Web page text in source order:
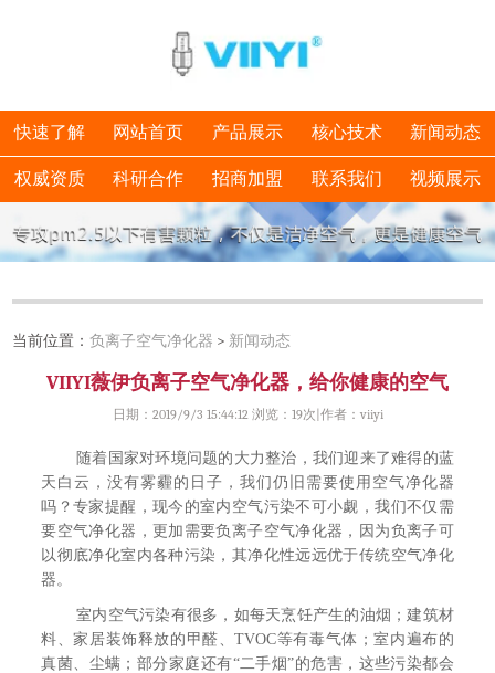
快速了解 网站首页 产品展示 核心技术 新闻动态
权威资质 科研合作 招商加盟 联系我们 视频展示
当前位置：负离子空气净化器 > 新闻动态
VIIYI薇伊负离子空气净化器，给你健康的空气
日期：2019/9/3 15:44:12 浏览： 19次|作者：viiyi
随着国家对环境问题的大力整治，我们迎来了难得的蓝
天白云，没有雾霾的日子，我们仍旧需要使用空气净化器
吗？专家提醒，现今的室内空气污染不可小觑，我们不仅需
要空气净化器，更加需要负离子空气净化器，因为负离子可
以彻底净化室内各种污染，其净化性远远优于传统空气净化
器。
室内空气污染有很多，如每天烹饪产生的油烟；建筑材
料、家居装饰释放的甲醛、TVOC等有毒气体；室内遍布的
真菌、尘螨；部分家庭还有“二手烟”的危害，这些污染都会